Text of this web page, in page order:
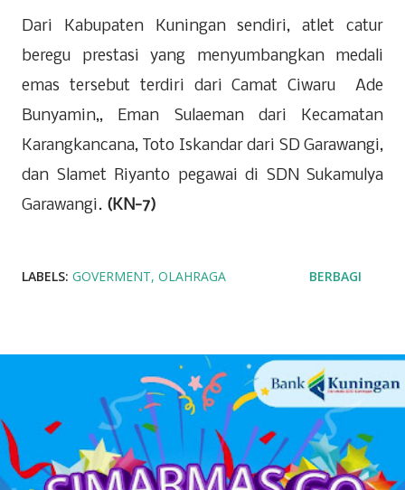
Dari Kabupaten Kuningan sendiri, atlet catur
beregu prestasi yang menyumbangkan medali
emas tersebut terdiri dari Camat Ciwaru Ade
Bunyamin,, Eman Sulaeman dari Kecamatan
Karangkancana, Toto Iskandar dari SD Garawangi,
dan Slamet Riyanto pegawai di SDN Sukamulya
Garawangi. (KN-7)
LABELS: GOVERMENT OLAHRAGA BERBAGI